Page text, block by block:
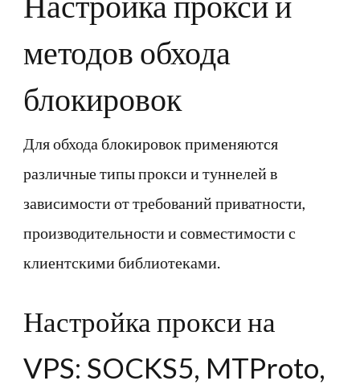
методов обхода
блокировок
Для обхода блокировок применяются
различные типы прокси и туннелей в
зависимости от требований приватности,
производительности и совместимости с
клиентскими библиотеками.
Настройка прокси на
VPS: SOCKS5, MTProto,